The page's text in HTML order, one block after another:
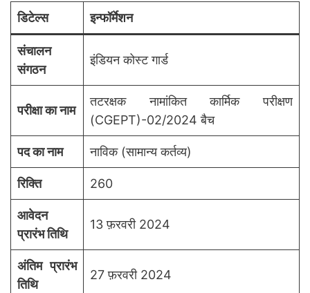
डिटेल्स इन्फॉर्मेशन
संचालन
संगठन
इंडियन कोस्ट गार्ड
परीक्षा का नाम
तटरक्षक नामांकित कार्मिक परीक्षण
(CGEPT)-02/2024 बैच
पद का नाम नाविक (सामान्य कर्तव्य)
रिक्ति 260
आवेदन
प्रारंभ तिथि
13 फ़रवरी 2024
अंतिम प्रारंभ
तिथि
27 फ़रवरी 2024